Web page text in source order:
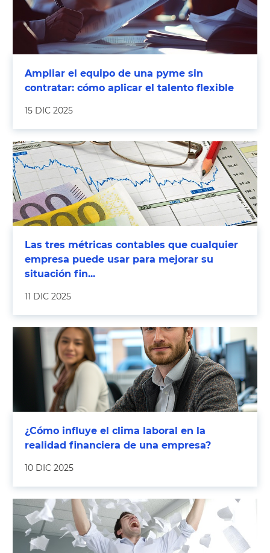
Ampliar el equipo de una pyme sin
contratar: cómo aplicar el talento flexible
15 DIC 2025
Las tres métricas contables que cualquier
empresa puede usar para mejorar su
situación fin...
11 DIC 2025
¿Cómo influye el clima laboral en la
realidad financiera de una empresa?
10 DIC 2025